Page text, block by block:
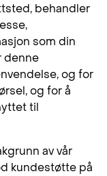
behandler
som din
denne
og for
og for å
til
av vår
kundestøtte på